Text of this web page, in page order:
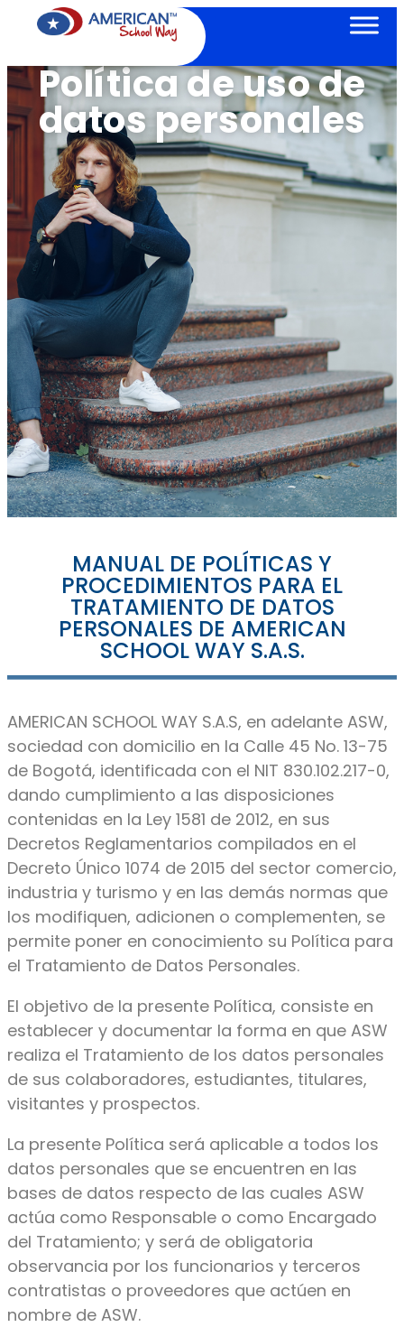
Política de uso de
datos personales
MANUAL DE POLÍTICAS Y
PROCEDIMIENTOS PARA EL
TRATAMIENTO DE DATOS
PERSONALES DE AMERICAN
SCHOOL WAY S.A.S.
AMERICAN SCHOOL WAY S.A.S, en adelante ASW,
sociedad con domicilio en la Calle 45 No. 13-75
de Bogotá, identificada con el NIT 830.102.217-0,
dando cumplimiento a las disposiciones
contenidas en la Ley 1581 de 2012, en sus
Decretos Reglamentarios compilados en el
Decreto Único 1074 de 2015 del sector comercio,
industria y turismo y en las demás normas que
los modifiquen, adicionen o complementen, se
permite poner en conocimiento su Política para
el Tratamiento de Datos Personales.
El objetivo de la presente Política, consiste en
establecer y documentar la forma en que ASW
realiza el Tratamiento de los datos personales
de sus colaboradores, estudiantes, titulares,
visitantes y prospectos.
La presente Política será aplicable a todos los
datos personales que se encuentren en las
bases de datos respecto de las cuales ASW
actúa como Responsable o como Encargado
del Tratamiento; y será de obligatoria
observancia por los funcionarios y terceros
contratistas o proveedores que actúen en
nombre de ASW.